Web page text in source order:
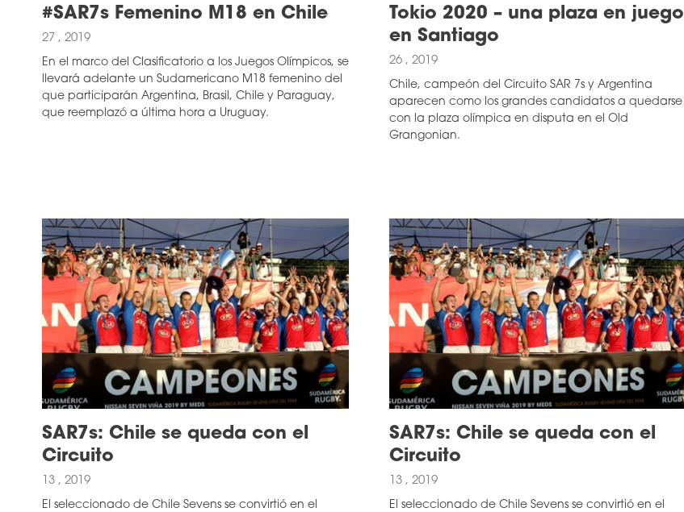
#SAR7s Femenino M18 en Chile
27 , 2019
En el marco del Clasificatorio a los Juegos Olímpicos, se
llevará adelante un Sudamericano M18 femenino del
que participarán Argentina, Brasil, Chile y Paraguay,
que reemplazó a última hora a Uruguay.
Tokio 2020 – una plaza en juego
en Santiago
26 , 2019
Chile, campeón del Circuito SAR 7s y Argentina
aparecen como los grandes candidatos a quedarse
con la plaza olímpica en disputa en el Old
Grangonian.
SAR7s: Chile se queda con el
Circuito
13 , 2019
El seleccionado de Chile Sevens se convirtió en el
SAR7s: Chile se queda con el
Circuito
13 , 2019
El seleccionado de Chile Sevens se convirtió en el